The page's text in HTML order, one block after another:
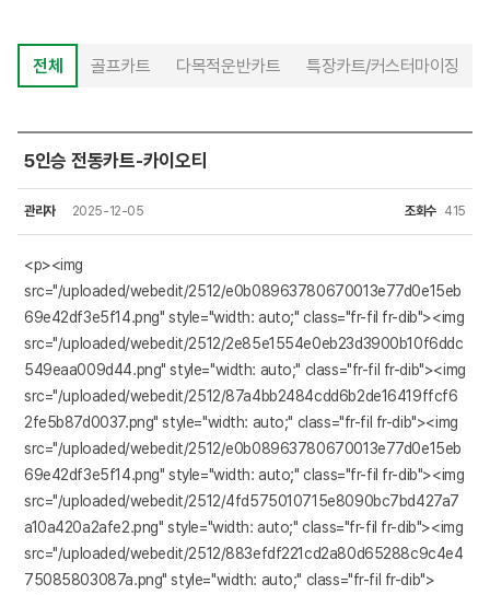
전체 골프카트 다목적운반카트 특장카트/커스터마이징
5인승 전동카트-카이오티
관리자 2025-12-05 조회수 415
<p><img
src="/uploaded/webedit/2512/e0b08963780670013e77d0e15eb
69e42df3e5f14.png" style="width: auto;" class="fr-fil fr-dib"><img
src="/uploaded/webedit/2512/2e85e1554e0eb23d3900b10f6ddc
549eaa009d44.png" style="width: auto;" class="fr-fil fr-dib"><img
src="/uploaded/webedit/2512/87a4bb2484cdd6b2de16419ffcf6
2fe5b87d0037.png" style="width: auto;" class="fr-fil fr-dib"><img
src="/uploaded/webedit/2512/e0b08963780670013e77d0e15eb
69e42df3e5f14.png" style="width: auto;" class="fr-fil fr-dib"><img
src="/uploaded/webedit/2512/4fd575010715e8090bc7bd427a7
a10a420a2afe2.png" style="width: auto;" class="fr-fil fr-dib"><img
src="/uploaded/webedit/2512/883efdf221cd2a80d65288c9c4e4
75085803087a.png" style="width: auto;" class="fr-fil fr-dib">